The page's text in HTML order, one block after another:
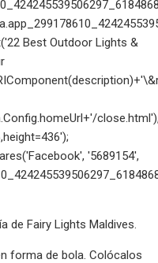
Best Outdoor Lights &
'5689154',
de Fairy Lights Maldives.
forma de bola. Colócalos